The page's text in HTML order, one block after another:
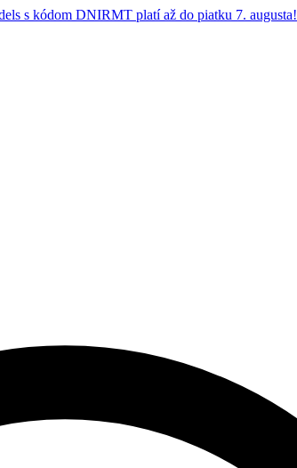
s kódom DNIRMT platí až do piatku 7. augusta!